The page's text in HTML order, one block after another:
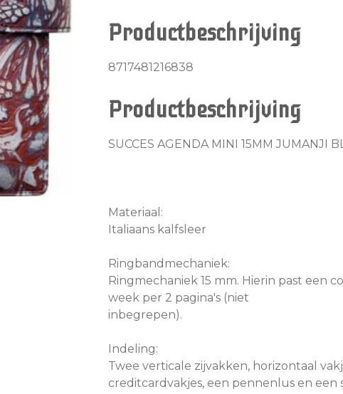
Productbeschrijving
8717481216838
Productbeschrijving
SUCCES AGENDA MINI 15MM JUMANJI
Materiaal:
Italiaans kalfsleer
Ringbandmechaniek:
Ringmechaniek 15 mm. Hierin past een
week per 2 pagina's (niet
inbegrepen).
Indeling:
Twee verticale zijvakken, horizontaal
creditcardvakjes, een pennenlus en een